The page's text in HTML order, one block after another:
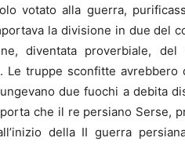
votato alla guerra,
la divisione in due del
diventata proverbiale, del
Le truppe sconfitte avrebbero
due fuochi a debita
che il re persiano Serse,
della II guerra